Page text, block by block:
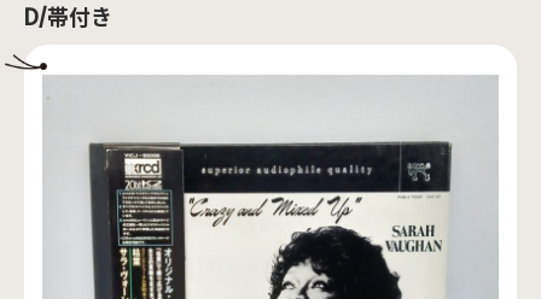
D/帯付き